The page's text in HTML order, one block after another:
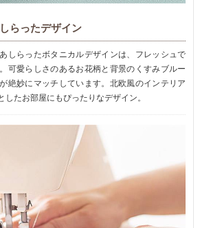
らったデザイン
しらったボタニカルデザインは、フレッシュで
可愛らしさのあるお花柄と背景のくすみブルー
絶妙にマッチしています。北欧風のインテリア
たお部屋にもぴったりなデザイン。